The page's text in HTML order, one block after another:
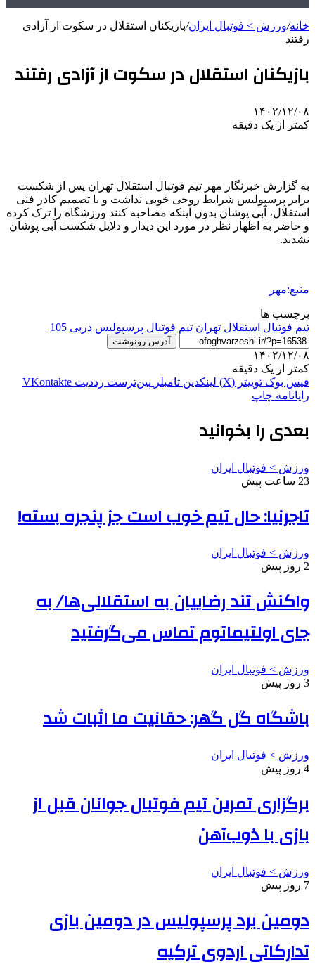
خانه/ورزش > فوتبال ایران/بازیکنان استقلال در سکوت از آزادی
رفتند
بازیکنان استقلال در سکوت از آزادی رفتند
۱۴۰۲/۱۲/۰۸
کمتر از یک دقیقه
به گزارش خبرنگار مهر تیم فوتبال استقلال تهران پس از شکست
برابر پرسپولیس شرایط روحی خوبی نداشت و با تصمیم کادر فنی
استقلال، آبی پوشان بدون اینکه مصاحبه کنند ورزشگاه را ترک کرده
و حاضر به اظهار نظر در مورد این دیدار و دلایل شکست آبی پوشان
نشدند.
منبع:مهر
برچسب ها
تیم فوتبال استقلال تهران تیم فوتبال پرسپولیس دربی 105
آدرس رونوشت
۱۴۰۲/۱۲/۰۸
کمتر از یک دقیقه
فیس بوک توییتر (X) لینکدین ‫تامبلر ‫پین‌ترست ‫رددیت ‫VKontakte
رایانامه چاپ
بعدی را بخوانید
ورزش > فوتبال ایران
23 ساعت پیش
تاجرنیا: حال تیم خوب است جز پنجره بسته!
ورزش > فوتبال ایران
2 روز پیش
واکنش تند رضاییان به استقلالی‌ها/ به
جای اولتیماتوم تماس می‌گرفتید
ورزش > فوتبال ایران
3 روز پیش
باشگاه گل گهر: حقانیت ما اثبات شد
ورزش > فوتبال ایران
4 روز پیش
برگزاری تمرین تیم فوتبال جوانان قبل از
بازی با ذوب‌آهن
ورزش > فوتبال ایران
7 روز پیش
دومین برد پرسپولیس در دومین بازی
تدارکاتی اردوی ترکیه